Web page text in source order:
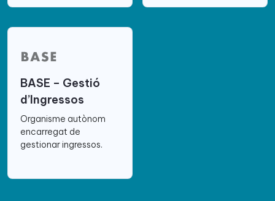
BASE – Gestió
d’Ingressos
Organisme autònom
encarregat de
gestionar ingressos.